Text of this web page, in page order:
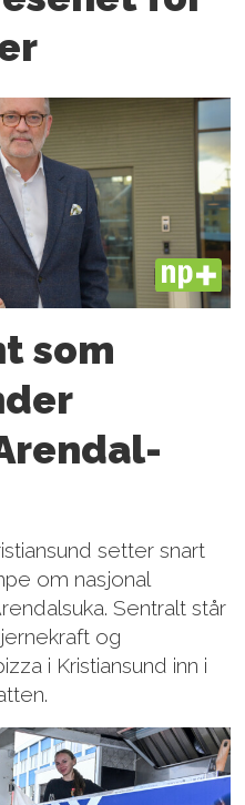
PLUS
som
setter snart
om nasjonal
Sentralt står
og
i Kristiansund inn i